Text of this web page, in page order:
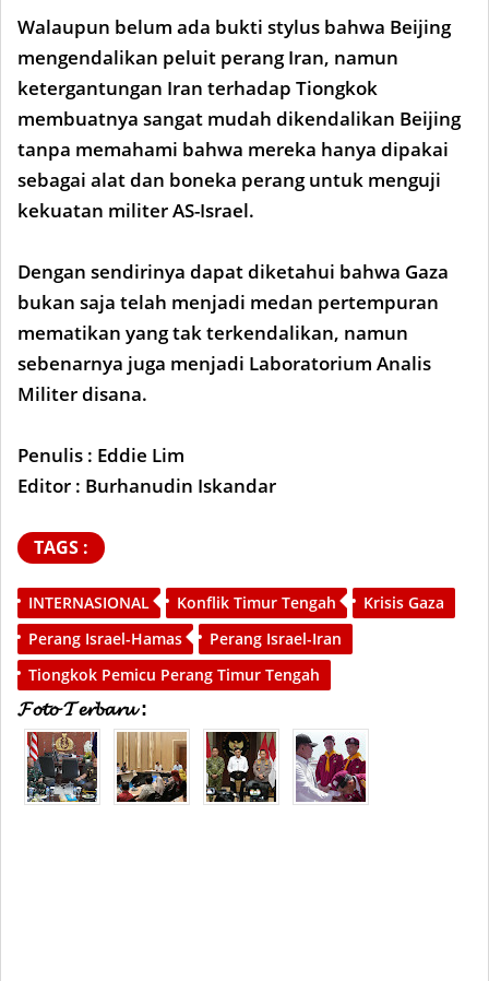
Walaupun belum ada bukti stylus bahwa Beijing
mengendalikan peluit perang Iran, namun
ketergantungan Iran terhadap Tiongkok
membuatnya sangat mudah dikendalikan Beijing
tanpa memahami bahwa mereka hanya dipakai
sebagai alat dan boneka perang untuk menguji
kekuatan militer AS-Israel.
Dengan sendirinya dapat diketahui bahwa Gaza
bukan saja telah menjadi medan pertempuran
mematikan yang tak terkendalikan, namun
sebenarnya juga menjadi Laboratorium Analis
Militer disana.
Penulis : Eddie Lim
Editor : Burhanudin Iskandar
TAGS :
INTERNASIONAL Konflik Timur Tengah
Krisis Gaza
Perang Israel-Hamas
Perang Israel-Iran
Tiongkok Pemicu Perang Timur Tengah
𝓕𝓸𝓽𝓸 𝓣𝓮𝓻𝓫𝓪𝓻𝓾 :